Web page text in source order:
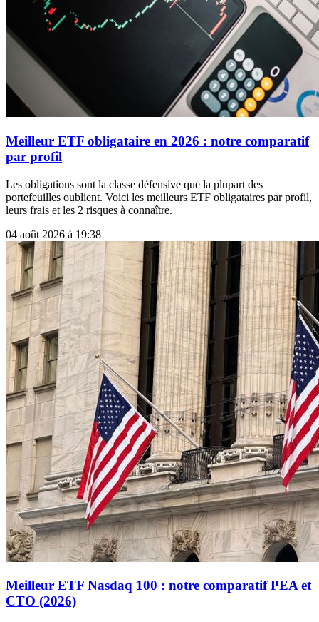
Meilleur ETF obligataire en 2026 : notre comparatif
par profil
Les obligations sont la classe défensive que la plupart des
portefeuilles oublient. Voici les meilleurs ETF obligataires par profil,
leurs frais et les 2 risques à connaître.
04 août 2026 à 19:38
Meilleur ETF Nasdaq 100 : notre comparatif PEA et
CTO (2026)